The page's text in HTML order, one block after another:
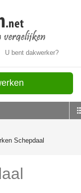
U bent dakwerker?
Schepdaal